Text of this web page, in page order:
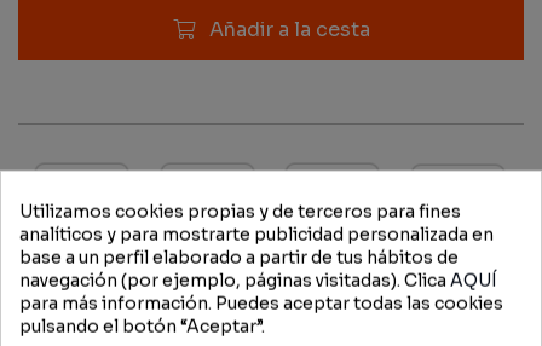
Añadir a la cesta
DESCRIPCIÓN
Utilizamos cookies propias y de terceros para fines
analíticos y para mostrarte publicidad personalizada en
base a un perfil elaborado a partir de tus hábitos de
navegación (por ejemplo, páginas visitadas). Clica AQUÍ
para más información. Puedes aceptar todas las cookies
pulsando el botón “Aceptar”.